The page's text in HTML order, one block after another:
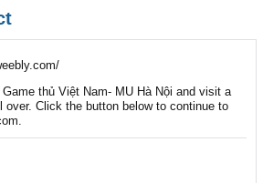
thủ Việt Nam- MU Hà Nội and visit a
over. Click the button below to continue to